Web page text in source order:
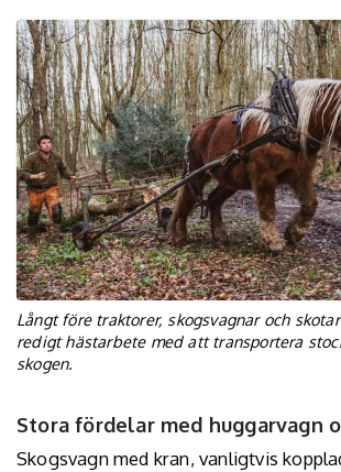
Långt före traktorer, skogsvagnar och
redigt hästarbete med att transportera
skogen.
Stora fördelar med huggarvagn
Skogsvagn med kran, vanligtvis